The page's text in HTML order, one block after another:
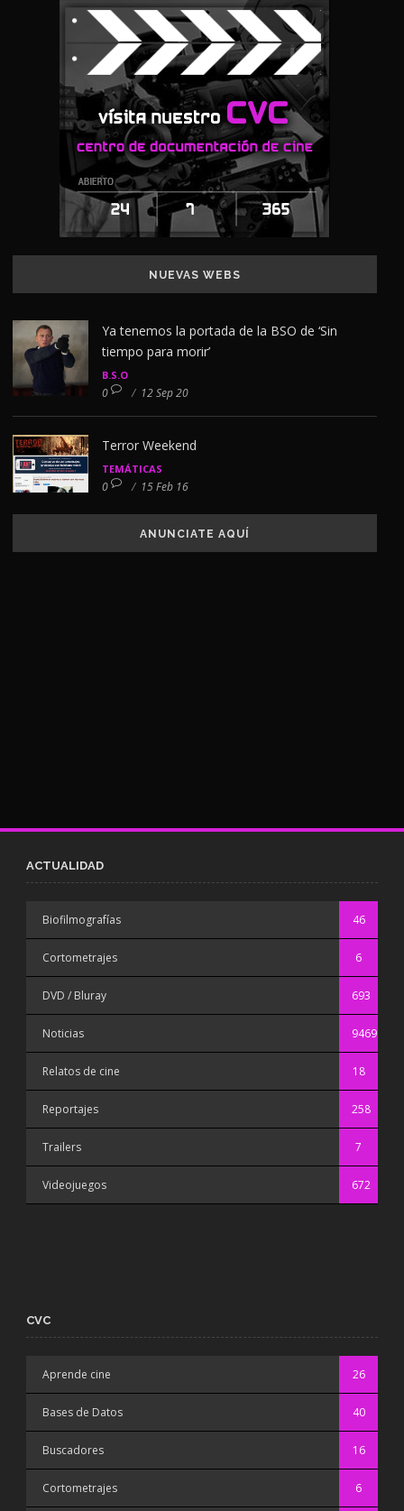
NUEVAS WEBS
Ya tenemos la portada de la BSO de ‘Sin
tiempo para morir’
B.S.O
0 / 12 Sep 20
Terror Weekend
TEMÁTICAS
0 / 15 Feb 16
ANUNCIATE AQUÍ
ACTUALIDAD
Biofilmografías 46
Cortometrajes 6
DVD / Bluray 693
Noticias 9469
Relatos de cine 18
Reportajes 258
Trailers 7
Videojuegos 672
CVC
Aprende cine 26
Bases de Datos 40
Buscadores 16
Cortometrajes 6